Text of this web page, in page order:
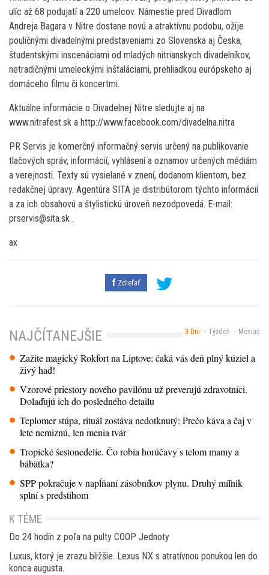
ulíc až 68 podujatí a 220 umelcov. Námestie pred Divadlom
Andreja Bagara v Nitre dostane novú a atraktívnu podobu, ožije
pouličnými divadelnými predstaveniami zo Slovenska aj Česka,
študentskými inscenáciami od mladých nitrianskych divadelníkov,
netradičnými umeleckými inštaláciami, prehliadkou európskeho aj
domáceho filmu či koncertmi.
Aktuálne informácie o Divadelnej Nitre sledujte aj na
www.nitrafest.sk a http://www.facebook.com/divadelna.nitra
PR Servis je komerčný informačný servis určený na publikovanie
tlačových správ, informácií, vyhlásení a oznamov určených médiám
a verejnosti. Texty sú vysielané v znení, dodanom klientom, bez
redakčnej úpravy. Agentúra SITA je distribútorom týchto informácií
a za ich obsahovú a štylistickú úroveň nezodpovedá. E-mail:
prservis@sita.sk .
ax
Zdieľať
3 Dni Týždeň Mesiac
NAJČÍTANEJŠIE
Zažite magický Rokfort na Liptove: čaká vás deň plný kúziel a
živý had!
Vzorové priestory nového pavilónu už preverujú zdravotníci.
Dolaďujú ich do posledného detailu
Teplomer stúpa, rituál zostáva nedotknutý: Prečo káva a čaj v
lete nemiznú, len menia tvár
Tropické šestonedelie. Čo robia horúčavy s telom mamy a
bábätka?
SPP pokračuje v napĺňaní zásobníkov plynu. Druhý míľnik
splní s predstihom
K TÉME
Do 24 hodín z poľa na pulty COOP Jednoty
Luxus, ktorý je zrazu bližšie. Lexus NX s atratívnou ponukou len do
konca augusta.